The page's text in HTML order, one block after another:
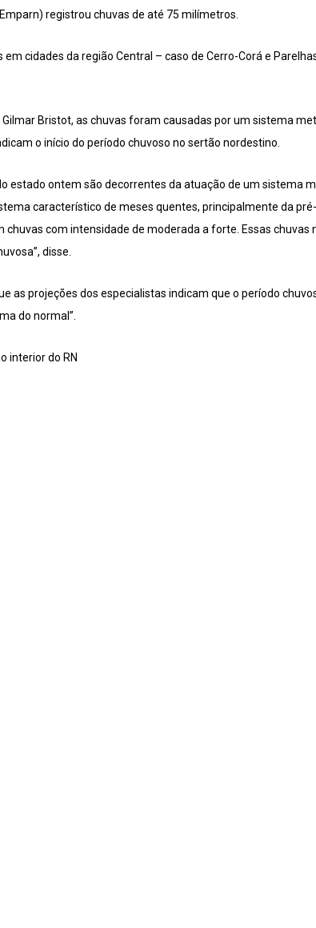
registrou chuvas de até 75 milímetros.
cidades da região Central – caso de Cerro-Corá e
Bristot, as chuvas foram causadas por um sistema
o início do período chuvoso no sertão nordestino.
estado ontem são decorrentes da atuação de um sistema
característico de meses quentes, principalmente da
chuvas com intensidade de moderada a forte. Essas chuvas
disse.
as projeções dos especialistas indicam que o período
do normal”.
interior do RN